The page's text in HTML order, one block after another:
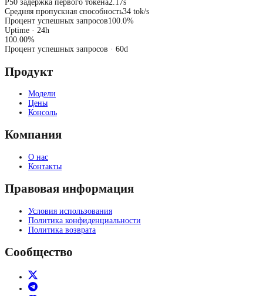
P50 задержка первого токена2.17s
Средняя пропускная способность34 tok/s
Процент успешных запросов100.0%
Uptime · 24h
100.00%
Процент успешных запросов · 60d
Продукт
Модели
Цены
Консоль
Компания
О нас
Контакты
Правовая информация
Условия использования
Политика конфиденциальности
Политика возврата
Сообщество